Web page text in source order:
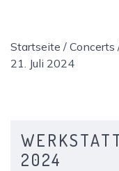
Startseite / Concerts
21. Juli 2024
2024